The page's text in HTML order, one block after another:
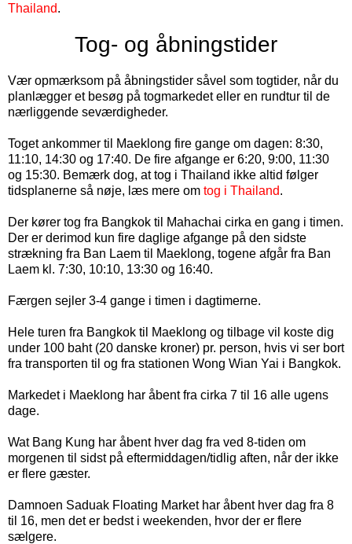
Thailand.
Tog- og åbningstider
Vær opmærksom på åbningstider såvel som togtider, når du
planlægger et besøg på togmarkedet eller en rundtur til de
nærliggende seværdigheder.
Toget ankommer til Maeklong fire gange om dagen: 8:30,
11:10, 14:30 og 17:40. De fire afgange er 6:20, 9:00, 11:30
og 15:30. Bemærk dog, at tog i Thailand ikke altid følger
tidsplanerne så nøje, læs mere om tog i Thailand.
Der kører tog fra Bangkok til Mahachai cirka en gang i timen.
Der er derimod kun fire daglige afgange på den sidste
strækning fra Ban Laem til Maeklong, togene afgår fra Ban
Laem kl. 7:30, 10:10, 13:30 og 16:40.
Færgen sejler 3-4 gange i timen i dagtimerne.
Hele turen fra Bangkok til Maeklong og tilbage vil koste dig
under 100 baht (20 danske kroner) pr. person, hvis vi ser bort
fra transporten til og fra stationen Wong Wian Yai i Bangkok.
Markedet i Maeklong har åbent fra cirka 7 til 16 alle ugens
dage.
Wat Bang Kung har åbent hver dag fra ved 8-tiden om
morgenen til sidst på eftermiddagen/tidlig aften, når der ikke
er flere gæster.
Damnoen Saduak Floating Market har åbent hver dag fra 8
til 16, men det er bedst i weekenden, hvor der er flere
sælgere.